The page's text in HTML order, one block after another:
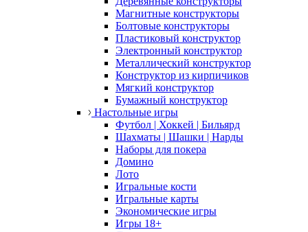
Магнитные конструкторы
Болтовые конструкторы
Пластиковый конструктор
Электронный конструктор
Металлический конструктор
Конструктор из кирпичиков
Мягкий конструктор
Бумажный конструктор
Настольные игры
Футбол | Хоккей | Бильярд
Шахматы | Шашки | Нарды
Наборы для покера
Домино
Лото
Игральные кости
Игральные карты
Экономические игры
Игры 18+